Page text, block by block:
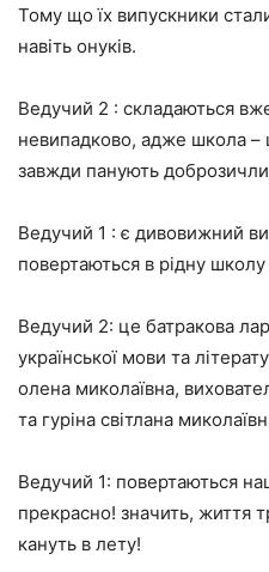
Тому що їх випускники
навіть онуків.
Ведучий 2 : складаються вже
невипадково, адже школа –
завжди панують
Ведучий 1 : є дивовижний
повертаються в рідну
Ведучий 2: це батракова
української мови та
олена миколаївна,
та гуріна світлана
Ведучий 1: повертаються
прекрасно! значить, життя
кануть в лету!